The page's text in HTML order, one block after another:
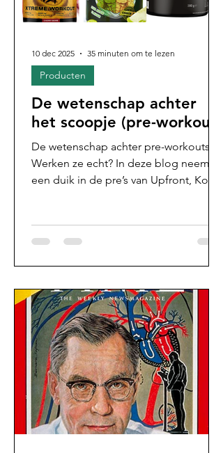
De wetenschap achter
het scoopje (pre-workout)
De wetenschap achter pre-workouts.
Werken ze echt? In deze blog neem ik
een duik in de pre’s van Upfront, Kosso
Producten
10 dec 2025 35 minuten om te lezen